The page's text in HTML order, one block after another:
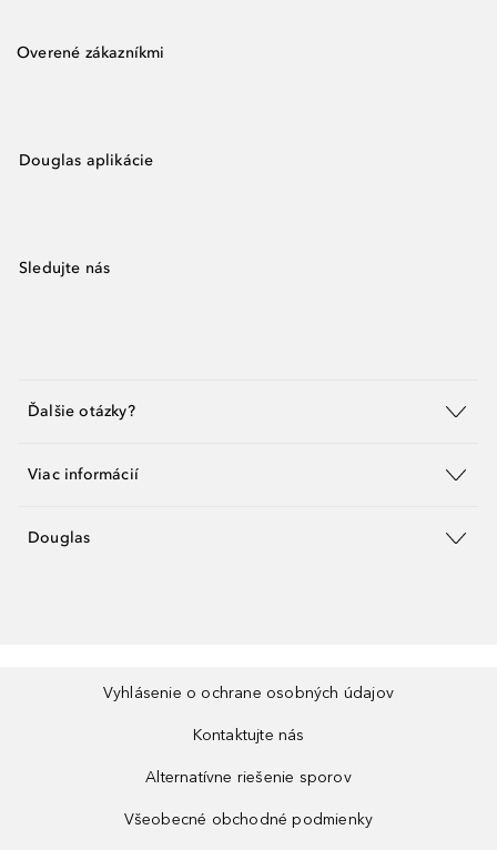
Overené zákazníkmi
Douglas aplikácie
Sledujte nás
Ďalšie otázky?
Viac informácií
Douglas
Vyhlásenie o ochrane osobných údajov
Kontaktujte nás
Alternatívne riešenie sporov
Všeobecné obchodné podmienky